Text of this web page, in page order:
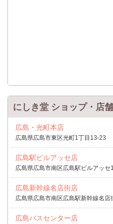
にしき堂 ショップ・店舗
広島・光町本店
広島県広島市東区光町1丁目13-23
広島駅ビルアッセ店
広島県広島市南区広島駅ビルアッセ
広島新幹線名店街店
広島県広島市南区広島駅新幹線名店
広島バスセンター店